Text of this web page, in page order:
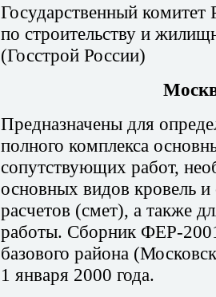
Государственный комитет
по строительству и
(Госстрой России)
Предназначены для
полного комплекса
сопутствующих работ,
основных видов кровель и
расчетов (смет), а также
работы. Сборник ФЕР-
базового района
1 января 2000 года.